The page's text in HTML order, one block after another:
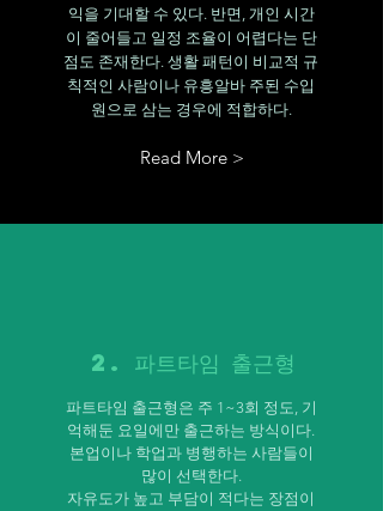
익을 기대할 수 있다. 반면, 개인 시간
이 줄어들고 일정 조율이 어렵다는 단
점도 존재한다. 생활 패턴이 비교적 규
칙적인 사람이나 유흥알바 주된 수입
원으로 삼는 경우에 적합하다.
Read More >
2. 파트타임 출근형
파트타임 출근형은 주 1~3회 정도, 기
억해둔 요일에만 출근하는 방식이다.
본업이나 학업과 병행하는 사람들이
많이 선택한다.
자유도가 높고 부담이 적다는 장점이